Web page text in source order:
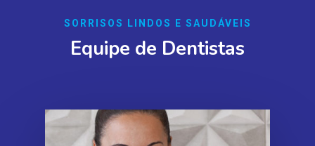
SORRISOS LINDOS E SAUDÁVEIS
Equipe de Dentistas